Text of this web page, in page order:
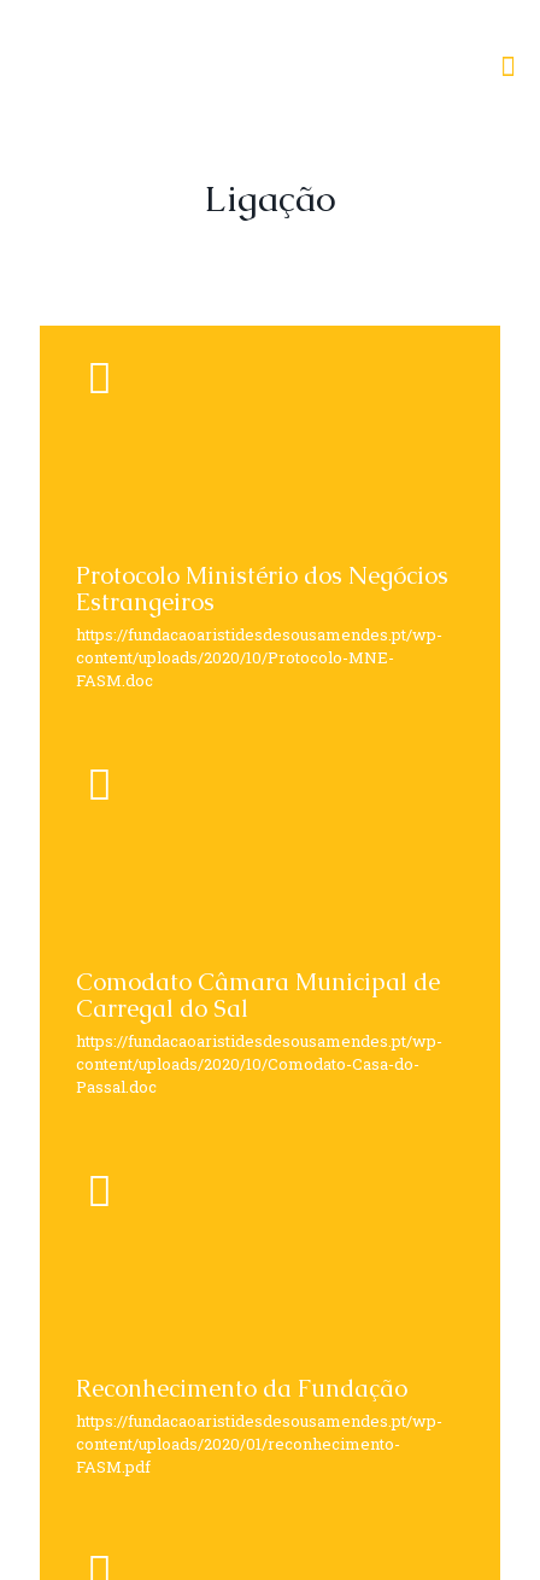
Ligação
Protocolo Ministério dos Negócios
Estrangeiros
https://fundacaoaristidesdesousamendes.pt/wp-
content/uploads/2020/10/Protocolo-MNE-
FASM.doc
Comodato Câmara Municipal de
Carregal do Sal
https://fundacaoaristidesdesousamendes.pt/wp-
content/uploads/2020/10/Comodato-Casa-do-
Passal.doc
Reconhecimento da Fundação
https://fundacaoaristidesdesousamendes.pt/wp-
content/uploads/2020/01/reconhecimento-
FASM.pdf